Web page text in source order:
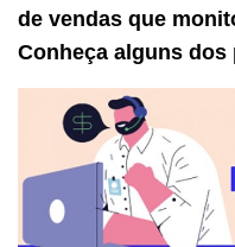
de vendas que
Conheça alguns